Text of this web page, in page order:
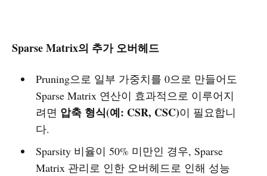
Sparse Matrix의 추가 오버헤드
Pruning으로 일부 가중치를 0으로 만들어도
Sparse Matrix 연산이 효과적으로 이루어지
려면 압축 형식(예: CSR, CSC)이 필요합니
다.
Sparsity 비율이 50% 미만인 경우, Sparse
Matrix 관리로 인한 오버헤드로 인해 성능